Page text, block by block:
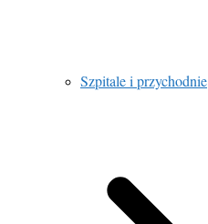
Szpitale i przychodnie